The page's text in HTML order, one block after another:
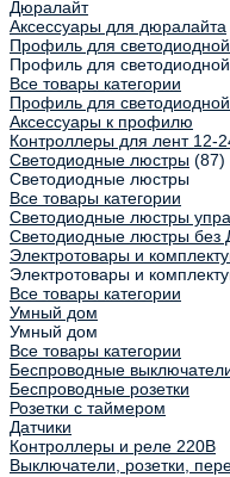
Дюралайт
Аксессуары для дюралайта
Профиль для
Профиль для
Все товары категории
Профиль для
Аксессуары к профилю
Контроллеры для лент 12-
Светодиодные люстры (87)
Светодиодные люстры
Все товары категории
Светодиодные люстры
Светодиодные люстры без
Электротовары и
Электротовары и
Все товары категории
Умный дом
Умный дом
Все товары категории
Беспроводные
Беспроводные розетки
Розетки с таймером
Датчики
Контроллеры и реле 220В
Выключатели, розетки,